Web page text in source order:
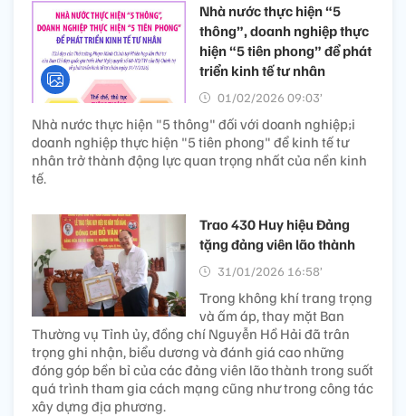
Nhà nước thực hiện “5
thông”, doanh nghiệp thực
hiện “5 tiên phong” để phát
triển kinh tế tư nhân
01/02/2026 09:03’
Nhà nước thực hiện "5 thông" đối với doanh nghiệp;i
doanh nghiệp thực hiện "5 tiên phong" để kinh tế tư
nhân trở thành động lực quan trọng nhất của nền kinh
tế.
Trao 430 Huy hiệu Đảng
tặng đảng viên lão thành
31/01/2026 16:58’
Trong không khí trang trọng
và ấm áp, thay mặt Ban
Thường vụ Tỉnh ủy, đồng chí Nguyễn Hồ Hải đã trân
trọng ghi nhận, biểu dương và đánh giá cao những
đóng góp bền bỉ của các đảng viên lão thành trong suốt
quá trình tham gia cách mạng cũng như trong công tác
xây dựng địa phương.